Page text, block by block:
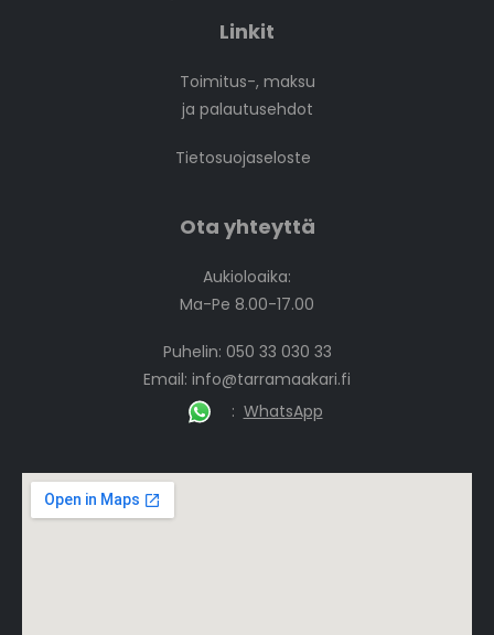
Linkit
Toimitus-, maksu
ja palautusehdot
Tietosuojaseloste
Ota yhteyttä
Aukioloaika:
Ma-Pe 8.00-17.00
Puhelin: 050 33 030 33
Email: info@tarramaakari.fi
: WhatsApp